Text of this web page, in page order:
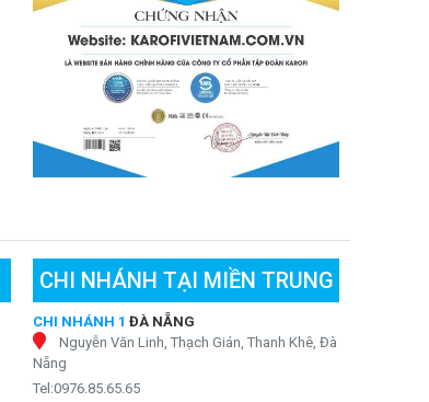
CHI NHÁNH TẠI MIỀN TRUNG
CHI NHÁNH 1 ĐÀ NẴNG
Nguyễn Văn Linh, Thạch Gián, Thanh Khê, Đà
Nẵng
Tel:0976.85.65.65